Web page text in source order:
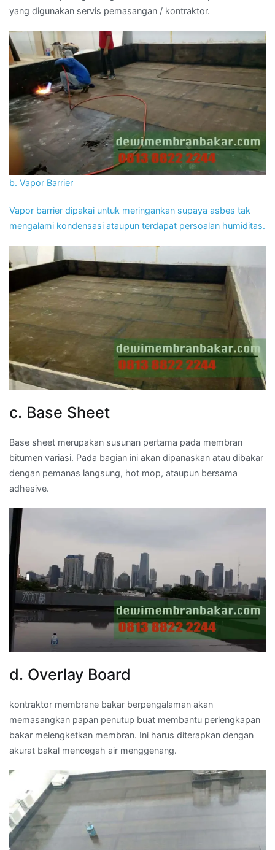
yang digunakan servis pemasangan / kontraktor.
b. Vapor Barrier
Vapor barrier dipakai untuk meringankan supaya asbes tak
mengalami kondensasi ataupun terdapat persoalan humiditas.
c. Base Sheet
Base sheet merupakan susunan pertama pada membran
bitumen variasi. Pada bagian ini akan dipanaskan atau dibakar
dengan pemanas langsung, hot mop, ataupun bersama
adhesive.
d. Overlay Board
kontraktor membrane bakar berpengalaman akan
memasangkan papan penutup buat membantu perlengkapan
bakar melengketkan membran. Ini harus diterapkan dengan
akurat bakal mencegah air menggenang.